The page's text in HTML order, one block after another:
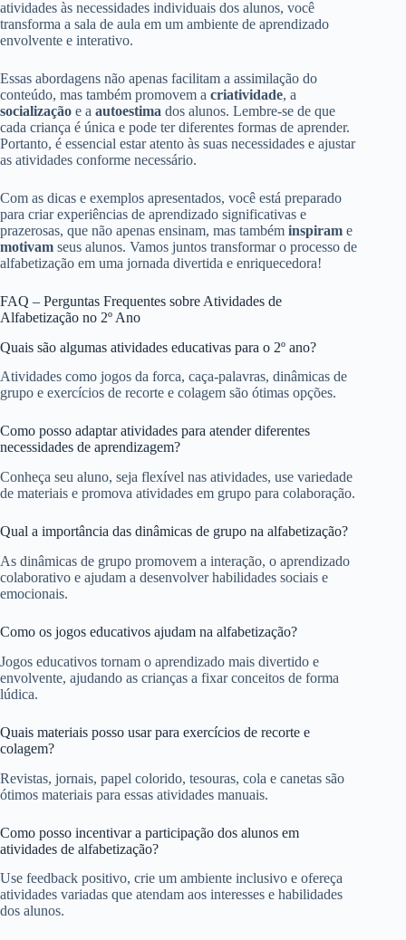
atividades às necessidades individuais dos alunos, você
transforma a sala de aula em um ambiente de aprendizado
envolvente e interativo.
Essas abordagens não apenas facilitam a assimilação do
conteúdo, mas também promovem a criatividade, a
socialização e a autoestima dos alunos. Lembre-se de que
cada criança é única e pode ter diferentes formas de aprender.
Portanto, é essencial estar atento às suas necessidades e ajustar
as atividades conforme necessário.
Com as dicas e exemplos apresentados, você está preparado
para criar experiências de aprendizado significativas e
prazerosas, que não apenas ensinam, mas também inspiram e
motivam seus alunos. Vamos juntos transformar o processo de
alfabetização em uma jornada divertida e enriquecedora!
FAQ – Perguntas Frequentes sobre Atividades de
Alfabetização no 2º Ano
Quais são algumas atividades educativas para o 2º ano?
Atividades como jogos da forca, caça-palavras, dinâmicas de
grupo e exercícios de recorte e colagem são ótimas opções.
Como posso adaptar atividades para atender diferentes
necessidades de aprendizagem?
Conheça seu aluno, seja flexível nas atividades, use variedade
de materiais e promova atividades em grupo para colaboração.
Qual a importância das dinâmicas de grupo na alfabetização?
As dinâmicas de grupo promovem a interação, o aprendizado
colaborativo e ajudam a desenvolver habilidades sociais e
emocionais.
Como os jogos educativos ajudam na alfabetização?
Jogos educativos tornam o aprendizado mais divertido e
envolvente, ajudando as crianças a fixar conceitos de forma
lúdica.
Quais materiais posso usar para exercícios de recorte e
colagem?
Revistas, jornais, papel colorido, tesouras, cola e canetas são
ótimos materiais para essas atividades manuais.
Como posso incentivar a participação dos alunos em
atividades de alfabetização?
Use feedback positivo, crie um ambiente inclusivo e ofereça
atividades variadas que atendam aos interesses e habilidades
dos alunos.